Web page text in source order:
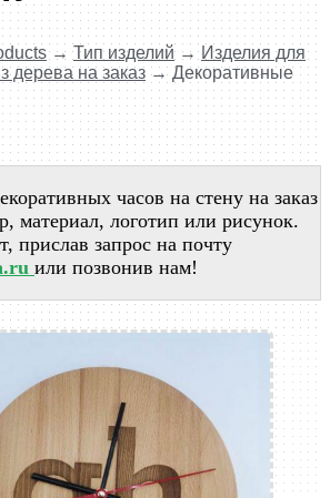
→Тип изделий→ Изделия для
дерева на заказ → Декоративные
часов на стену на заказ
материал, логотип или рисунок.
прислав запрос на почту
или позвонив нам!